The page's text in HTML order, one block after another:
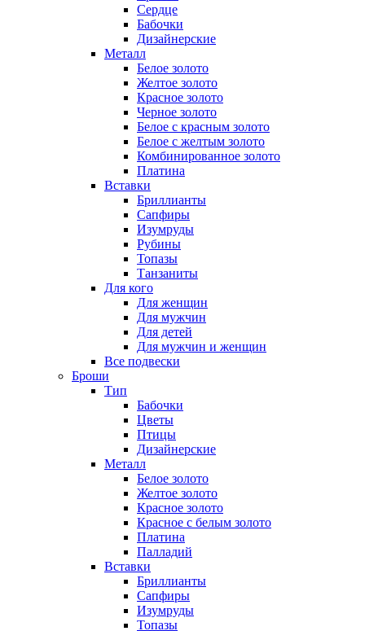
Сердце
Бабочки
Дизайнерские
Металл
Белое золото
Желтое золото
Красное золото
Черное золото
Белое с красным золото
Белое с желтым золото
Комбинированное золото
Платина
Вставки
Бриллианты
Сапфиры
Изумруды
Рубины
Топазы
Танзаниты
Для кого
Для женщин
Для мужчин
Для детей
Для мужчин и женщин
Все подвески
Броши
Тип
Бабочки
Цветы
Птицы
Дизайнерские
Металл
Белое золото
Желтое золото
Красное золото
Красное с белым золото
Платина
Палладий
Вставки
Бриллианты
Сапфиры
Изумруды
Топазы